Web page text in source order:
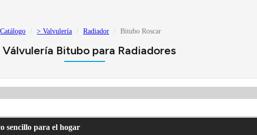
Catálogo > Valvulería Radiador Bitubo Roscar
Válvulería Bitubo para Radiadores
sencillo para el hogar